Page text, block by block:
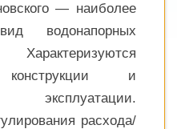
— наиболее
водонапорных
конструкции и
расхода/